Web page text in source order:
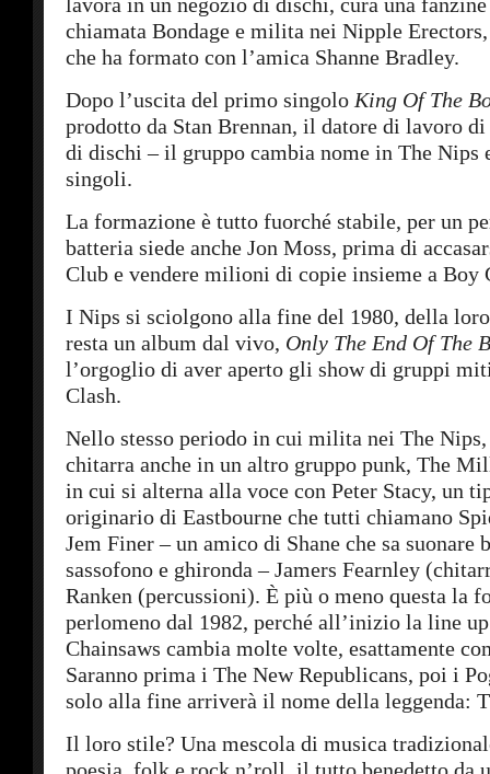
chiamata Bondage e milita nei Nipple
che ha formato con l’amica Shanne Bradley.
Dopo l’uscita del primo singolo King Of The
prodotto da Stan Brennan, il datore di lavoro di
di dischi – il gruppo cambia nome in The Nips
singoli.
La formazione è tutto fuorché stabile, per un
batteria siede anche Jon Moss, prima di
Club e vendere milioni di copie insieme a Boy
I Nips si sciolgono alla fine del 1980, della
resta un album dal vivo, Only The End Of The
l’orgoglio di aver aperto gli show di gruppi
Clash.
Nello stesso periodo in cui milita nei The Nips,
chitarra anche in un altro gruppo punk, The
in cui si alterna alla voce con Peter Stacy, un
originario di Eastbourne che tutti chiamano
Jem Finer – un amico di Shane che sa suonare
sassofono e ghironda – Jamers Fearnley
Ranken (percussioni). È più o meno questa la
perlomeno dal 1982, perché all’inizio la line
Chainsaws cambia molte volte, esattamente
Saranno prima i The New Republicans, poi i
solo alla fine arriverà il nome della leggenda:
Il loro stile? Una mescola di musica